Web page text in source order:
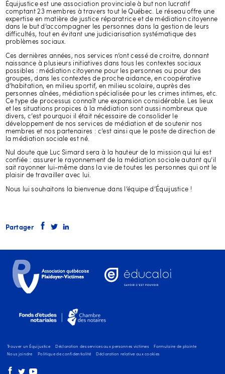
Équijustice est une association provinciale à but non lucratif
comptant 23 membres à travers tout le Québec. Le réseau offre une
expertise en matière de justice réparatrice et de médiation citoyenne
dans le but d’accompagner les personnes dans la gestion de leurs
difficultés, tout en évitant une judiciarisation systématique des
problèmes sociaux.
Ces dernières années, nos services n’ont cessé de croitre, donnant
naissance à plusieurs initiatives dans tous les contextes sociaux
possibles : médiation citoyenne pour les personnes ou pour des
groupes, dans les contextes de proche aidance, en coopérative
d’habitation, en milieu sportif, en milieu scolaire, auprès des
personnes aînées, médiation spécialisée pour les crimes intimes, etc.
Ce type de processus connaît une expansion considérable. Les lieux
et les situations propices à la médiation sont aussi nombreux que
divers, c’est pourquoi il était nécessaire de consolider le
développement de nos services de médiation et de soutenir nos
membres et nos partenaires : c’est ainsi que le poste de direction de
la médiation sociale est né.
Nul doute que Luc Simard sera à la hauteur de la mission qui lui est
confiée : assurer le rayonnement de la médiation sociale autant qu’il
sait rayonner lui-même dans la vie de toutes les personnes qui ont le
plaisir de travailler avec lui.
Nous lui souhaitons la bienvenue dans l’équipe d’Équijustice !
Partager
Trouver un Équijustice Déclaration des services aux personnes victimes
Formulaire de plainte
Nous joindre
Politique de confidentialité Déclaration relative aux cookies